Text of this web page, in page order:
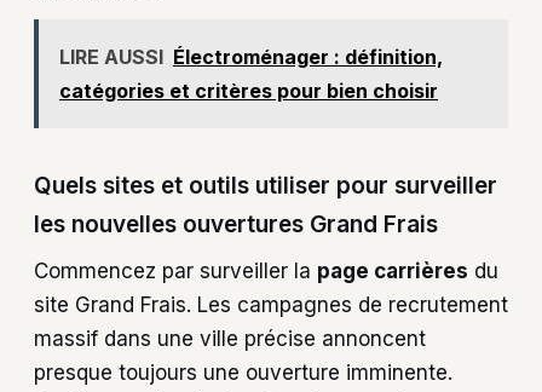
LIRE AUSSI Électroménager : définition,
catégories et critères pour bien choisir
Quels sites et outils utiliser pour surveiller
les nouvelles ouvertures Grand Frais
Commencez par surveiller la page carrières du
site Grand Frais. Les campagnes de recrutement
massif dans une ville précise annoncent
presque toujours une ouverture imminente.